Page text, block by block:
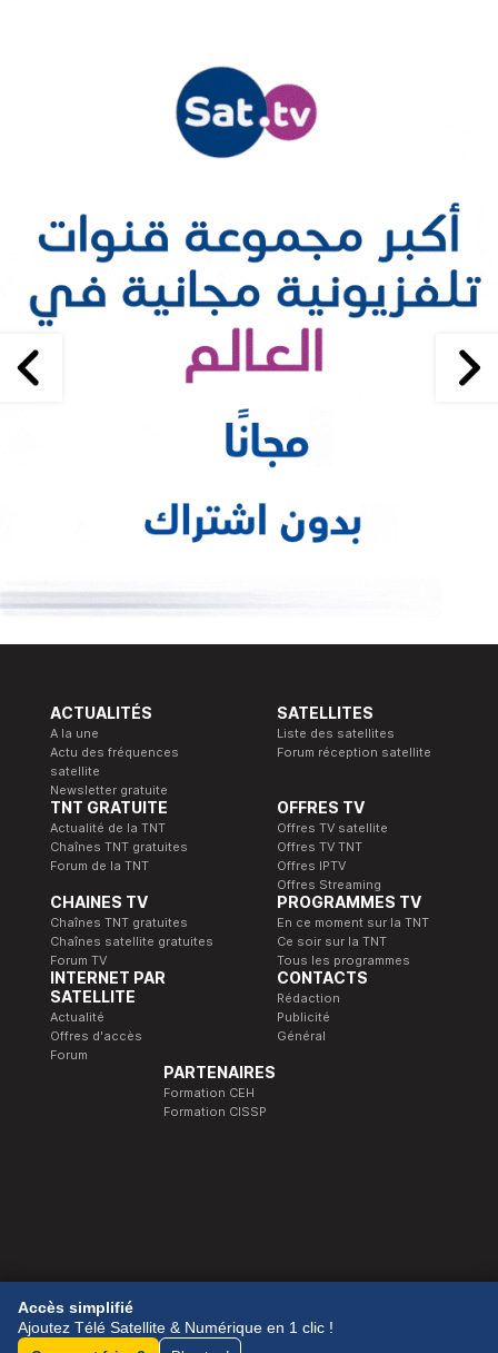
ACTUALITÉS
A la une
Actu des fréquences
satellite
Newsletter gratuite
SATELLITES
Liste des satellites
Forum réception satellite
TNT GRATUITE
Actualité de la TNT
Chaînes TNT gratuites
Forum de la TNT
OFFRES TV
Offres TV satellite
Offres TV TNT
Offres IPTV
Offres Streaming
CHAINES TV
Chaînes TNT gratuites
Chaînes satellite gratuites
Forum TV
PROGRAMMES TV
En ce moment sur la TNT
Ce soir sur la TNT
Tous les programmes
INTERNET PAR
SATELLITE
Actualité
Offres d'accès
Forum
CONTACTS
Rédaction
Publicité
Général
PARTENAIRES
Formation CEH
Formation CISSP
© 1989-2026 Télé Satellite et Numérique.
Accès simplifié
Ajoutez Télé Satellite & Numérique en 1 clic !